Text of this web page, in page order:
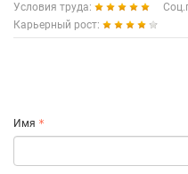
Условия труда:
Карьерный рост:
Имя